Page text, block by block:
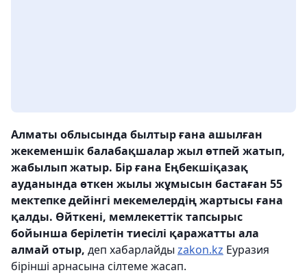
Алматы облысында былтыр ғана ашылған
жекеменшік балабақшалар жыл өтпей жатып,
жабылып жатыр. Бір ғана Еңбекшіқазақ
ауданында өткен жылы жұмысын бастаған 55
мектепке дейінгі мекемелердің жартысы ғана
қалды. Өйткені, мемлекеттік тапсырыс
бойынша берілетін тиесілі қаражатты ала
алмай отыр, деп хабарлайды zakon.kz Еуразия
бірінші арнасына сілтеме жасап.